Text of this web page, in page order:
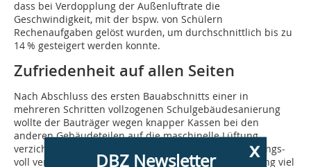
dass bei Verdopplung der Außenluftrate die
Geschwindigkeit, mit der bspw. von Schülern
Rechenaufgaben gelöst wurden, um durchschnittlich bis zu
14 % gesteigert werden konnte.
Zufriedenheit auf allen Seiten
Nach Abschluss des ersten Bauabschnitts einer in
mehreren Schritten vollzogenen Schulgebäudesanierung
wollte der Bauträger wegen knapper Kassen bei den
anderen Gebäudeteilen auf die maschinelle Lüftung
verzichten. Ein Veto des Schulleiters konnte das wirkungs­
voll verhindern: „Unsere Schüler sind durch die Lüftung viel
x
DBZ Newsletter